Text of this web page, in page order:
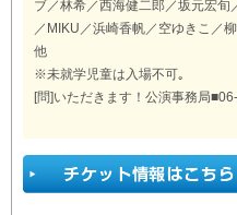
ブ／林希／西海健二郎／坂元宏
／MIKU／浜崎香帆／空ゆきこ／
他
※未就学児童は入場不可｡
[問]いただきます！公演事務局